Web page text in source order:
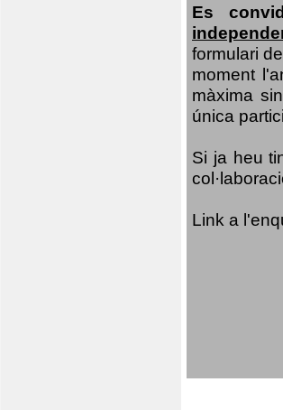
Es
formulari
moment
màxima
única
Si ja heu
Link a